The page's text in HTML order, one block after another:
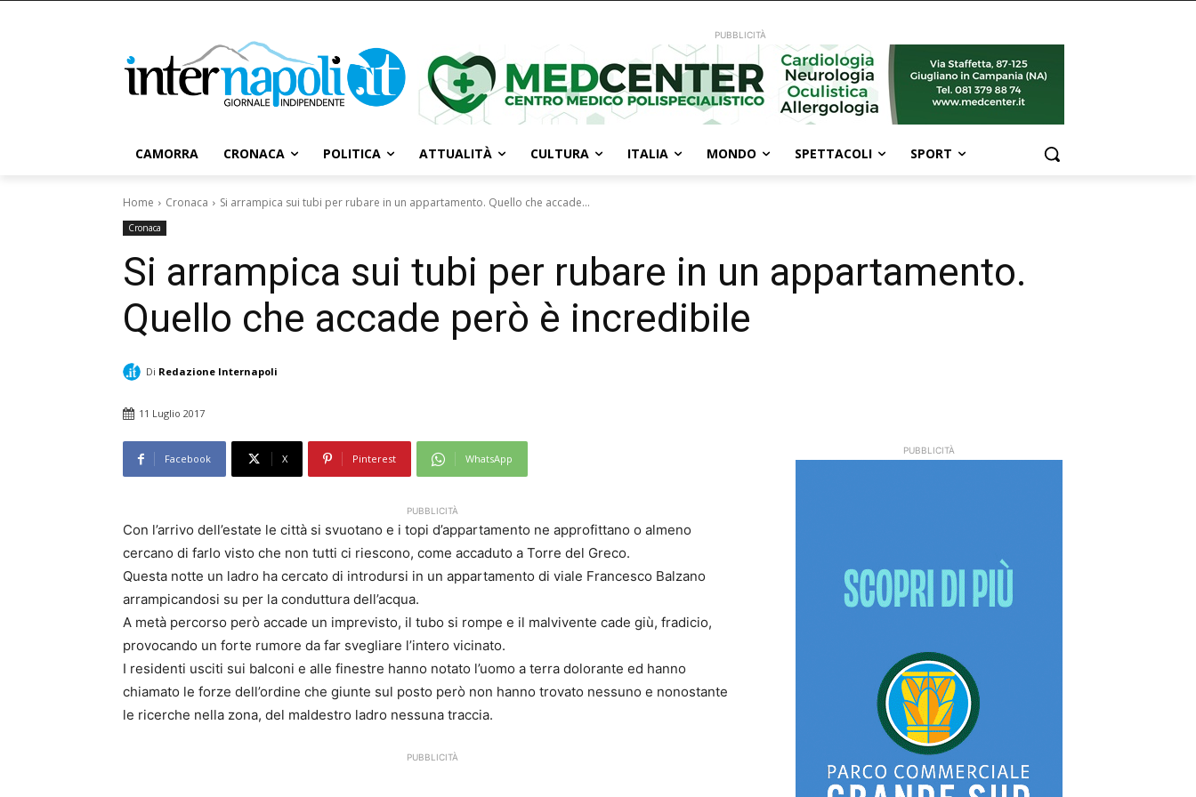
PUBBLICITÀ
CAMORRA CRONACA POLITICA ATTUALITÀ CULTURA ITALIA MONDO SPETTACOLI SPORT
Home Cronaca Si arrampica sui tubi per rubare in un appartamento. Quello che accade...
Cronaca
Si arrampica sui tubi per rubare in un appartamento.
Quello che accade però è incredibile
Di Redazione Internapoli
11 Luglio 2017
Facebook X Pinterest WhatsApp
PUBBLICITÀ
Con l’arrivo dell’estate le città si svuotano e i topi d’appartamento ne approfittano o almeno
cercano di farlo visto che non tutti ci riescono, come accaduto a Torre del Greco.
Questa notte un ladro ha cercato di introdursi in un appartamento di viale Francesco Balzano
arrampicandosi su per la conduttura dell’acqua.
A metà percorso però accade un imprevisto, il tubo si rompe e il malvivente cade giù, fradicio,
provocando un forte rumore da far svegliare l’intero vicinato.
I residenti usciti sui balconi e alle finestre hanno notato l’uomo a terra dolorante ed hanno
chiamato le forze dell’ordine che giunte sul posto però non hanno trovato nessuno e nonostante
le ricerche nella zona, del maldestro ladro nessuna traccia.
PUBBLICITÀ
PUBBLICITÀ